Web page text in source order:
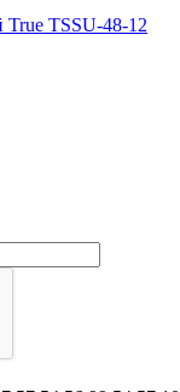
True TSSU-48-12